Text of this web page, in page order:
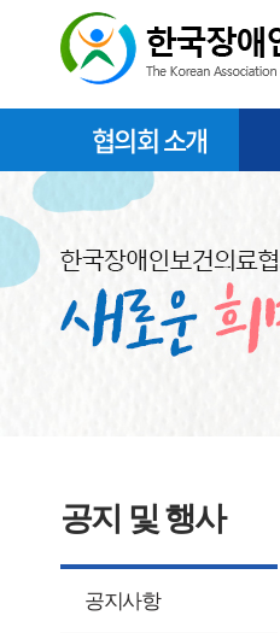
협의회 소개
공지 및 행사
공지사항